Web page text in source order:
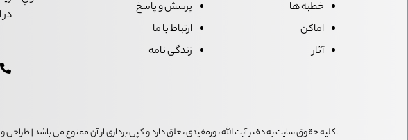
خطبه ها
اماکن
آثار
پرسش و پاسخ
ارتباط با ما
زندگی نامه
.کلیه حقوق سایت به دفتر آیت الله نورمفیدی تعلق دارد و کپی برداری از آن ممنوع می باشد |